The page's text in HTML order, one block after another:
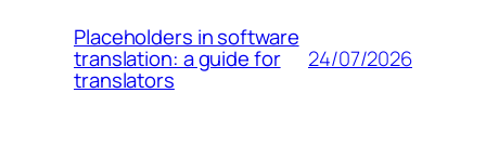
Placeholders in software
translation: a guide for
translators
24/07/2026